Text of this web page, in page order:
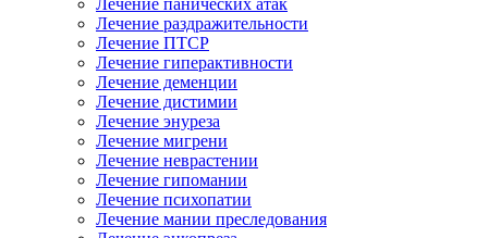
Лечение панических атак
Лечение раздражительности
Лечение ПТСР
Лечение гиперактивности
Лечение деменции
Лечение дистимии
Лечение энуреза
Лечение мигрени
Лечение неврастении
Лечение гипомании
Лечение психопатии
Лечение мании преследования